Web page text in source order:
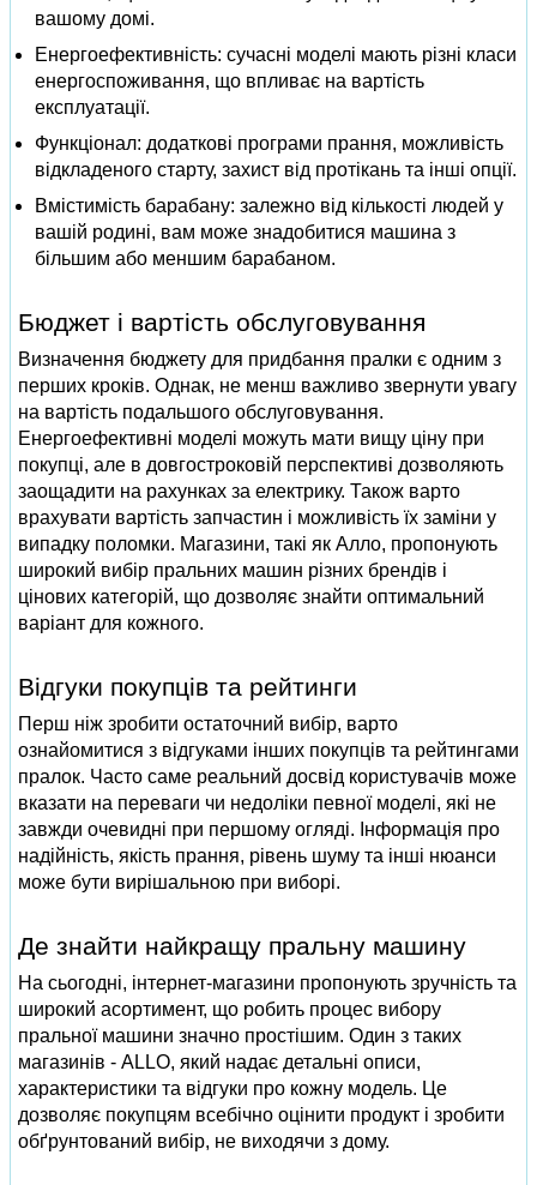
вашому домі.
Енергоефективність: сучасні моделі мають різні класи
енергоспоживання, що впливає на вартість
експлуатації.
Функціонал: додаткові програми прання, можливість
відкладеного старту, захист від протікань та інші опції.
Вмістимість барабану: залежно від кількості людей у
вашій родині, вам може знадобитися машина з
більшим або меншим барабаном.
Бюджет і вартість обслуговування
Визначення бюджету для придбання пралки є одним з
перших кроків. Однак, не менш важливо звернути увагу
на вартість подальшого обслуговування.
Енергоефективні моделі можуть мати вищу ціну при
покупці, але в довгостроковій перспективі дозволяють
заощадити на рахунках за електрику. Також варто
врахувати вартість запчастин і можливість їх заміни у
випадку поломки. Магазини, такі як Алло, пропонують
широкий вибір пральних машин різних брендів і
цінових категорій, що дозволяє знайти оптимальний
варіант для кожного.
Відгуки покупців та рейтинги
Перш ніж зробити остаточний вибір, варто
ознайомитися з відгуками інших покупців та рейтингами
пралок. Часто саме реальний досвід користувачів може
вказати на переваги чи недоліки певної моделі, які не
завжди очевидні при першому огляді. Інформація про
надійність, якість прання, рівень шуму та інші нюанси
може бути вирішальною при виборі.
Де знайти найкращу пральну машину
На сьогодні, інтернет-магазини пропонують зручність та
широкий асортимент, що робить процес вибору
пральної машини значно простішим. Один з таких
магазинів - ALLO, який надає детальні описи,
характеристики та відгуки про кожну модель. Це
дозволяє покупцям всебічно оцінити продукт і зробити
обґрунтований вибір, не виходячи з дому.